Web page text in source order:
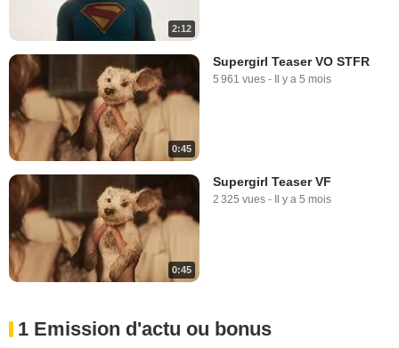
2:12
0:45
Supergirl Teaser VO STFR
5 961 vues - Il y a 5 mois
0:45
Supergirl Teaser VF
2 325 vues - Il y a 5 mois
1 Emission d'actu ou bonus